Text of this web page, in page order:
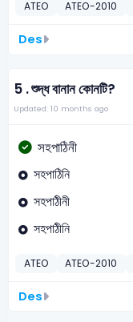
ATEO ATEO-2010
Des
5 .শুদ্ধ বানান কোনটি?
Updated: 10 months ago
সহপাঠিনী
সহপাঠিনি
সহপাঠীনী
সহপাঠীনি
ATEO ATEO-2010
Des